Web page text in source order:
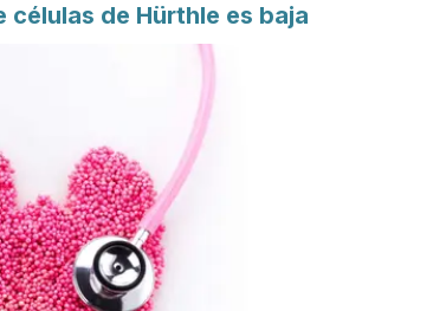
células de Hürthle es baja